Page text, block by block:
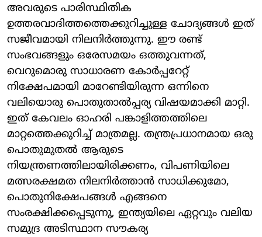
അവരുടെ പാരിസ്ഥിതിക
ഉത്തരവാദിത്തത്തെക്കുറിച്ചുള്ള ചോദ്യങ്ങൾ ഇത്
സജീവമായി നിലനിർത്തുന്നു. ഈ രണ്ട്
സംഭവങ്ങളും ഒരേസമയം ഒത്തുവന്നത്,
വെറുമൊരു സാധാരണ കോർപ്പറേറ്റ്
നിക്ഷേപമായി മാറേണ്ടിയിരുന്ന ഒന്നിനെ
വലിയൊരു പൊതുതാൽപ്പര്യ വിഷയമാക്കി മാറ്റി.
ഇത് കേവലം ഓഹരി പങ്കാളിത്തത്തിലെ
മാറ്റത്തെക്കുറിച്ച് മാത്രമല്ല. തന്ത്രപ്രധാനമായ ഒരു
പൊതുമുതൽ ആരുടെ
നിയന്ത്രണത്തിലായിരിക്കണം, വിപണിയിലെ
മത്സരക്ഷമത നിലനിർത്താൻ സാധിക്കുമോ,
പൊതുനിക്ഷേപങ്ങൾ എങ്ങനെ
സംരക്ഷിക്കപ്പെടുന്നു, ഇന്ത്യയിലെ ഏറ്റവും വലിയ
സമുദ്ര അടിസ്ഥാന സൗകര്യ